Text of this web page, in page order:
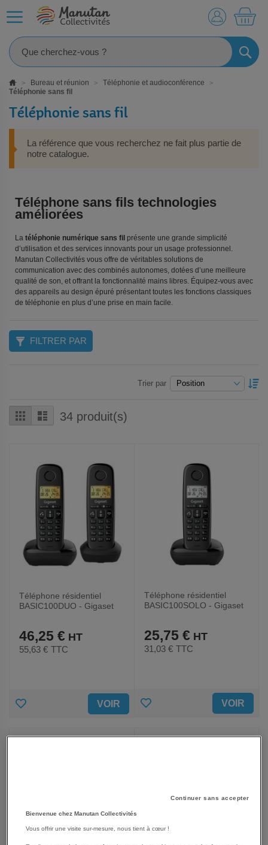
Bureau et réunion
Téléphonie et audioconférence
Téléphonie sans fil
Téléphonie sans fil
La référence que vous recherchez ne fait plus partie de
notre catalogue.
Téléphone sans fils technologies
améliorées
La téléphonie numérique sans fil présente une grande simplicité
d’utilisation et des services innovants pour un usage professionnel.
Manutan Collectivités vous offre de véritables solutions de
communication avec des combinés autonomes, dotées d’une meilleure
qualité de son, et offrant la fonctionnalité mains libres. Équipez-vous avec
des appareils au design épuré présentant toutes les fonctions classiques
de téléphonie en plus d’une prise en main facile.
Grille Liste34 produit(s)
Trier par
Téléphone résidentiel
BASIC100DUO - Gigaset
46,25 €
55,63 € TTC
AJOUTER VOIR
Téléphone résidentiel
BASIC100SOLO - Gigaset
25,75 €
31,03 € TTC
AJOUTER VOIR
FILTRER PAR
Continuer sans accepter
Bienvenue chez Manutan Collectivités
Vous offrir une visite sur-mesure, nous tient à cœur !